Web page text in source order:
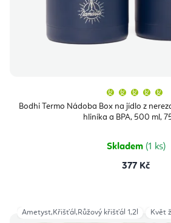
Bodhi Termo Nádoba Box na jídlo z
hliníka a BPA, 500 ml,
je
Skladem (1 ks)
377 Kč
Ametyst,Křišťál,Růžový křišťál 1,2l Květ